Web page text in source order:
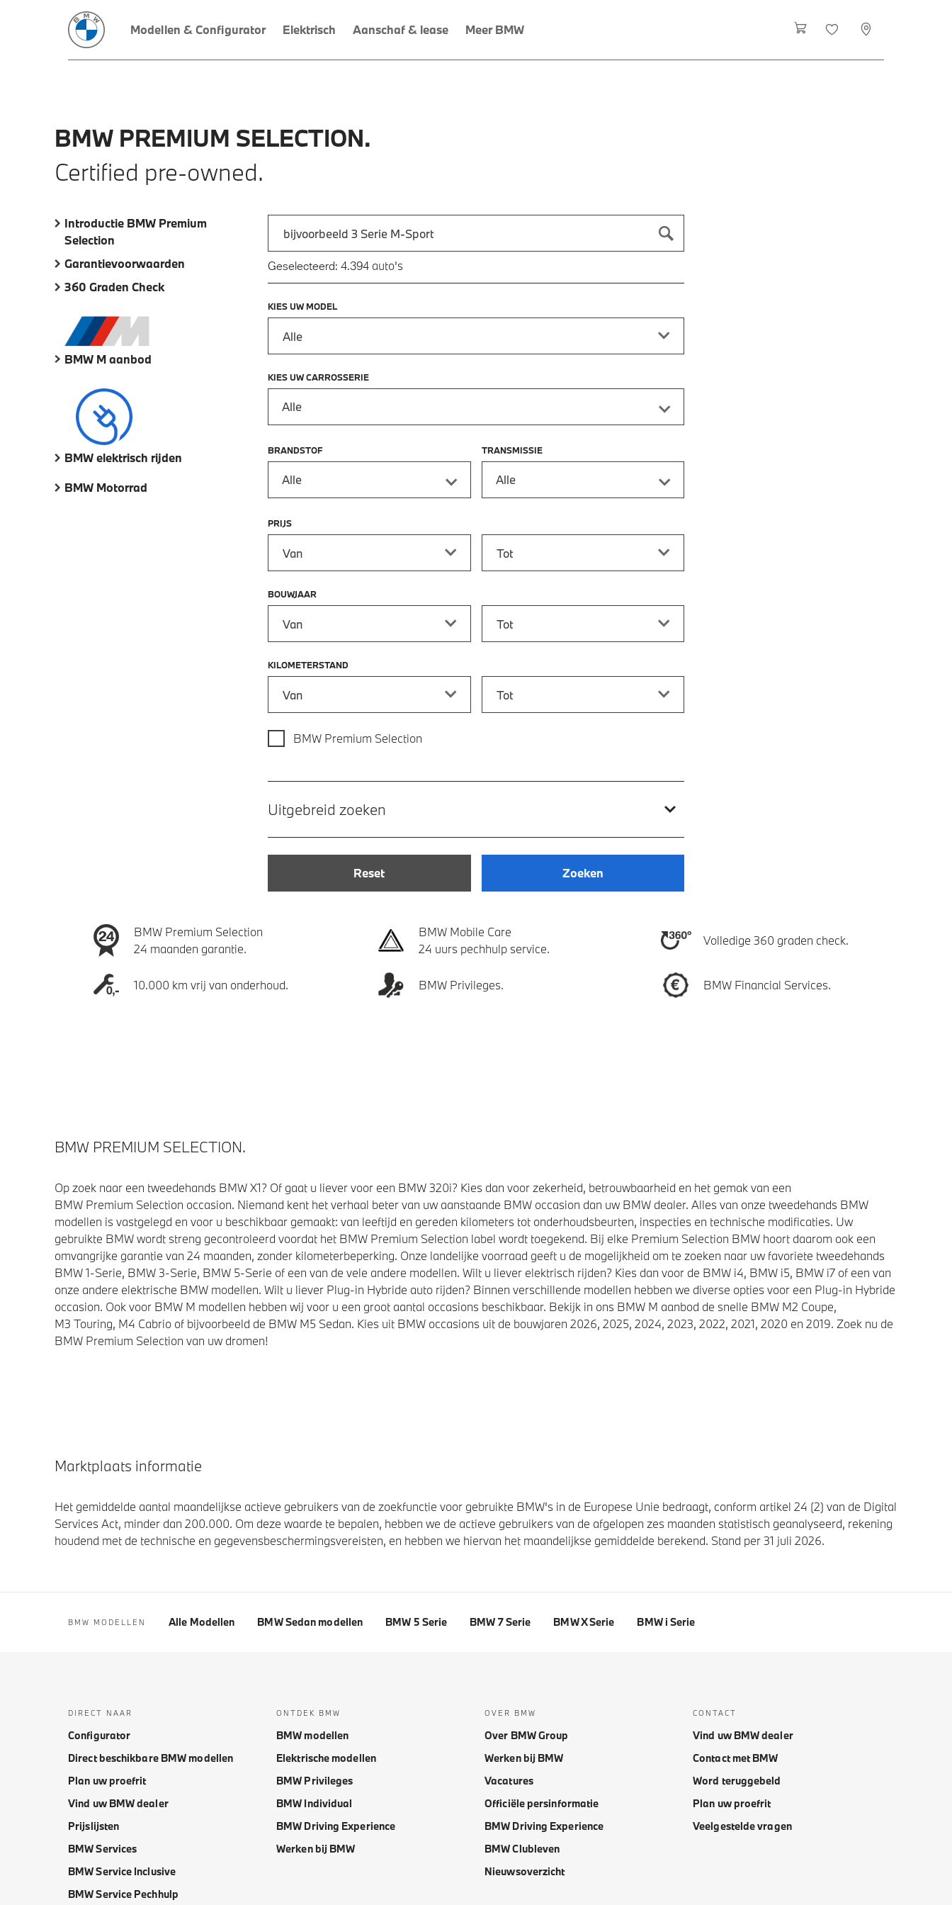
Modellen & Configurator Elektrisch Aanschaf & lease Meer BMW
BMW PREMIUM SELECTION.
Certified pre-owned.
Introductie BMW Premium
Selection
Garantievoorwaarden
360 Graden Check
BMW M aanbod
BMW elektrisch rijden
BMW Motorrad
Typ een automodel in en druk op enter om te zoeken
Geselecteerd: 4.394 auto's
KIES UW MODEL
KIES UW CARROSSERIE
Alle
BRANDSTOF
Alle
TRANSMISSIE
Alle
PRIJS
BOUWJAAR
KILOMETERSTAND
BMW Premium Selection
Uitgebreid zoeken
Reset Zoeken
BMW Premium Selection
24 maanden garantie.
BMW Mobile Care
24 uurs pechhulp service.
Volledige 360 graden check.
10.000 km vrij van onderhoud. BMW Privileges. BMW Financial Services.
BMW PREMIUM SELECTION.
Op zoek naar een tweedehands BMW X1? Of gaat u liever voor een BMW 320i? Kies dan voor zekerheid, betrouwbaarheid en het gemak van een
BMW Premium Selection occasion. Niemand kent het verhaal beter van uw aanstaande BMW occasion dan uw BMW dealer. Alles van onze tweedehands BMW
modellen is vastgelegd en voor u beschikbaar gemaakt: van leeftijd en gereden kilometers tot onderhoudsbeurten, inspecties en technische modificaties. Uw
gebruikte BMW wordt streng gecontroleerd voordat het BMW Premium Selection label wordt toegekend. Bij elke Premium Selection BMW hoort daarom ook een
omvangrijke garantie van 24 maanden, zonder kilometerbeperking. Onze landelijke voorraad geeft u de mogelijkheid om te zoeken naar uw favoriete tweedehands
BMW 1-Serie, BMW 3-Serie, BMW 5-Serie of een van de vele andere modellen. Wilt u liever elektrisch rijden? Kies dan voor de BMW i4, BMW i5, BMW i7 of een van
onze andere elektrische BMW modellen. Wilt u liever Plug-in Hybride auto rijden? Binnen verschillende modellen hebben we diverse opties voor een Plug-in Hybride
occasion. Ook voor BMW M modellen hebben wij voor u een groot aantal occasions beschikbaar. Bekijk in ons BMW M aanbod de snelle BMW M2 Coupe,
M3 Touring, M4 Cabrio of bijvoorbeeld de BMW M5 Sedan. Kies uit BMW occasions uit de bouwjaren 2026, 2025, 2024, 2023, 2022, 2021, 2020 en 2019. Zoek nu de
BMW Premium Selection van uw dromen!
Marktplaats informatie
Het gemiddelde aantal maandelijkse actieve gebruikers van de zoekfunctie voor gebruikte BMW's in de Europese Unie bedraagt, conform artikel 24 (2) van de Digital
Services Act, minder dan 200.000. Om deze waarde te bepalen, hebben we de actieve gebruikers van de afgelopen zes maanden statistisch geanalyseerd, rekening
houdend met de technische en gegevensbeschermingsvereisten, en hebben we hiervan het maandelijkse gemiddelde berekend. Stand per 31 juli 2026.
BMW MODELLEN Alle Modellen BMW Sedan modellen BMW 5 Serie BMW 7 Serie BMW X Serie BMW i Serie
DIRECT NAAR
Configurator
Direct beschikbare BMW modellen
Plan uw proefrit
Vind uw BMW dealer
Prijslijsten
BMW Services
BMW Service Inclusive
BMW Service Pechhulp
ONTDEK BMW
BMW modellen
Elektrische modellen
BMW Privileges
BMW Individual
BMW Driving Experience
Werken bij BMW
OVER BMW
Over BMW Group
Werken bij BMW
Vacatures
Officiële persinformatie
BMW Driving Experience
BMW Clubleven
Nieuwsoverzicht
CONTACT
Vind uw BMW dealer
Contact met BMW
Word teruggebeld
Plan uw proefrit
Veelgestelde vragen